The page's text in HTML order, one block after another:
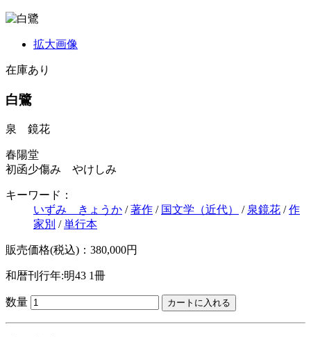
拡大画像
在庫あり
白鷺
泉 鏡花
春陽堂
初函少傷み やけしみ
キーワード：
いずみ きょうか /著作 / 国文学（近代） / 泉鏡花 /作
家別 /単行本
販売価格(税込)：380,000円
和暦刊行年:明43 1冊
数量